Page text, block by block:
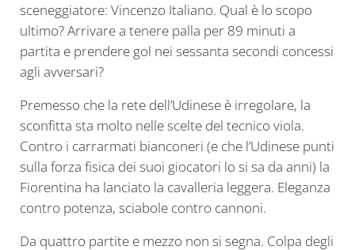
sceneggiatore: Vincenzo Italiano. Qual è lo scopo
ultimo? Arrivare a tenere palla per 89 minuti a
partita e prendere gol nei sessanta secondi concessi
agli avversari?
Premesso che la rete dell’Udinese è irregolare, la
sconfitta sta molto nelle scelte del tecnico viola.
Contro i carrarmati bianconeri (e che l’Udinese punti
sulla forza fisica dei suoi giocatori lo si sa da anni) la
Fiorentina ha lanciato la cavalleria leggera. Eleganza
contro potenza, sciabole contro cannoni.
Da quattro partite e mezzo non si segna. Colpa degli